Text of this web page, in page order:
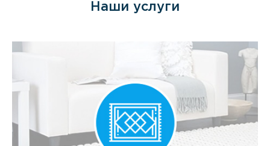
Наши услуги